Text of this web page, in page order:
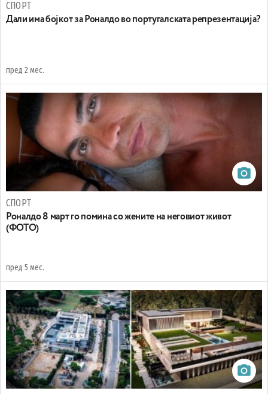
СПОРТ
Дали има бојкот за Роналдо во португалската репрезентација?
пред 2 мес.
СПОРТ
Роналдо 8 март го помина со жените на неговиот живот
(ФОТО)
пред 5 мес.